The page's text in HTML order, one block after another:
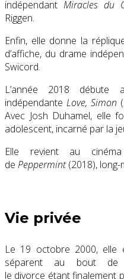
indépendant Miracles du
Riggen.
Enfin, elle donne la
d’affiche, du drame
Swicord.
L’année 2018 débute
indépendante Love, Simon
Avec Josh Duhamel, elle
adolescent, incarné par la
Elle revient au
de Peppermint(2018),
Vie privée
Le 19 octobre 2000, elle
séparent au bout de
le divorce étant finalement